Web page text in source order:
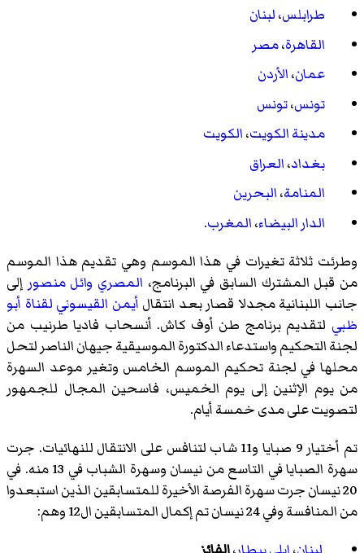
طرابلس،لبنان
القاهرة،مصر
عمان،الأردن
تونس،تونس
مدينة الكويت،الكويت
بغداد،العراق
المنامة،البحرين
الدار البيضاء،المغرب.
وطرئت ثلاثة تغيرات في هذا الموسم وهي تقديم هذا الموسم
من قبل المشترك السابق في البرنامج، المصري وائل منصور إلى
جانب اللبنانيةمجدلا قصار بعد انتقال أيمن القيسوني لقناة أبو
ظبي لتقديم برنامج طن أوف كاش. أنسحاب فاديا طرنيب من
لجنة التحكيم واستدعاء الدكتورة الموسيقية جيهان الناصر لتحل
محلها في لجنة تحكيم الموسم الخامس وتغير موعد السهرة
من يوم الإثنين إلى يوم الخميس، فاسحين المجال للجمهور
لتصويت على مدى خمسة أيام.
تم أختيار 9 صبايا و11 شاب لتنافس على الانتقال للنهائيات. جرت
سهرة الصبايا في التاسع من نيسان وسهرة الشباب في 13 منه. في
20 نيسان جرت سهرة الفرصة الأخيرة للمتسابقين الذين استبعدوا
من المنافسة وفي 24 نيسان تم إكمال المتسابقين ال12 وهم: